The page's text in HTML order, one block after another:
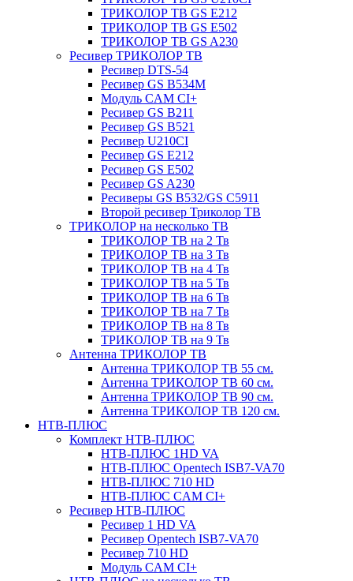
ТРИКОЛОР ТВ GS E212
ТРИКОЛОР ТВ GS E502
ТРИКОЛОР ТВ GS A230
Ресивер ТРИКОЛОР ТВ
Ресивер DTS-54
Ресивер GS B534M
Модуль CAM CI+
Ресивер GS B211
Ресивер GS B521
Ресивер U210CI
Ресивер GS E212
Ресивер GS E502
Ресивер GS A230
Ресиверы GS B532/GS C5911
Второй ресивер Триколор ТВ
ТРИКОЛОР на несколько ТВ
ТРИКОЛОР ТВ на 2 Тв
ТРИКОЛОР ТВ на 3 Тв
ТРИКОЛОР ТВ на 4 Тв
ТРИКОЛОР ТВ на 5 Тв
ТРИКОЛОР ТВ на 6 Тв
ТРИКОЛОР ТВ на 7 Тв
ТРИКОЛОР ТВ на 8 Тв
ТРИКОЛОР ТВ на 9 Тв
Антенна ТРИКОЛОР ТВ
Антенна ТРИКОЛОР ТВ 55 см.
Антенна ТРИКОЛОР ТВ 60 см.
Антенна ТРИКОЛОР ТВ 90 см.
Антенна ТРИКОЛОР ТВ 120 см.
НТВ-ПЛЮС
Комплект НТВ-ПЛЮС
НТВ-ПЛЮС 1HD VA
НТВ-ПЛЮС Opentech ISB7-VA70
НТВ-ПЛЮС 710 HD
НТВ-ПЛЮС CAM CI+
Ресивер НТВ-ПЛЮС
Ресивер 1 HD VA
Ресивер Opentech ISB7-VA70
Ресивер 710 HD
Модуль CAM CI+